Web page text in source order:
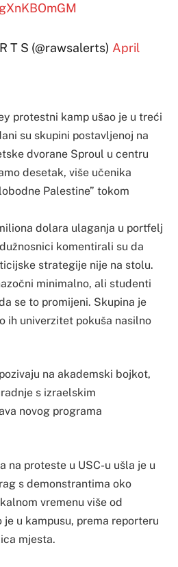
T S (@rawsalerts) April
protestni kamp ušao je u treći
su skupini postavljenoj na
dvorane Sproul u centru
desetak, više učenika
Palestine” tokom
dolara ulaganja u portfelj
komentirali su da
strategije nije na stolu.
minimalno, ali studenti
se to promijeni. Skupina je
ih univerzitet pokuša nasilno
na akademski bojkot,
s izraelskim
novog programa
na proteste u USC-u ušla je u
s demonstrantima oko
vremenu više od
u kampusu, prema reporteru
mjesta.